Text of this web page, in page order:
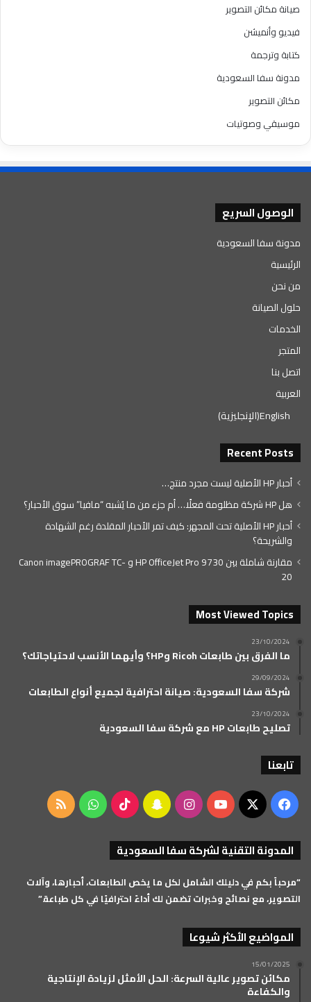
صيانة مكائن التصوير
فيديو وأنميشن
كتابة وترجمة
مدونة سفا السعودية
مكائن التصوير
موسيقي وصوتيات
الوصول السريع
مدونة سفا السعودية
الرئيسية
من نحن
حلول الصيانة
الخدمات
المتجر
اتصل بنا
العربية
English
(الإنجليزية)
Recent Posts
أحبار HP الأصلية ليست مجرد منتج…
هل HP شركة مظلومة فعلًا… أم جزء من ما يُشبه “مافيا” سوق الأحبار؟
أحبار HP الأصلية تحت المجهر: كيف تمر الأحبار المقلدة رغم الشهادة
والشريحة؟
مقارنة شاملة بين HP OfficeJet Pro 9730 و Canon imagePROGRAF TC-
20
Most Viewed Topics
23/10/2024
ما الفرق بين طابعات Ricoh وHP؟ وأيهما الأنسب لاحتياجاتك؟
29/09/2024
شركة سفا السعودية: صيانة احترافية لجميع أنواع الطابعات
23/10/2024
تصليح طابعات HP مع شركة سفا السعودية
تابعنا
فيسبوك
‫X
‫YouTubeانستقرامسناب ‫TikTok واتساب ملخص
المدونة التقنية لشركة سفا السعودية
“مرحباً بكم في دليلك الشامل لكل ما يخص الطابعات، أحبارها، وآلات
التصوير، مع نصائح وخبرات تضمن لك أداءً احترافيًا في كل طباعة.”
المواضيع الأكثر شيوعا
15/01/2025
مكائن تصوير عالية السرعة: الحل الأمثل لزيادة الإنتاجية
والكفاءة